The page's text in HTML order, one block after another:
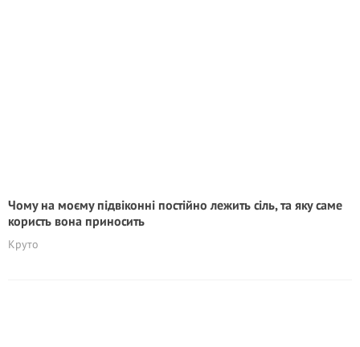
Чому на моєму підвіконні постійно лежить сіль, та яку саме
користь вона приносить
Круто